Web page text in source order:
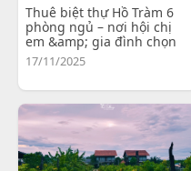
Thuê biệt thự Hồ Tràm 6
phòng ngủ – nơi hội chị
em &amp; gia đình chọn
17/11/2025